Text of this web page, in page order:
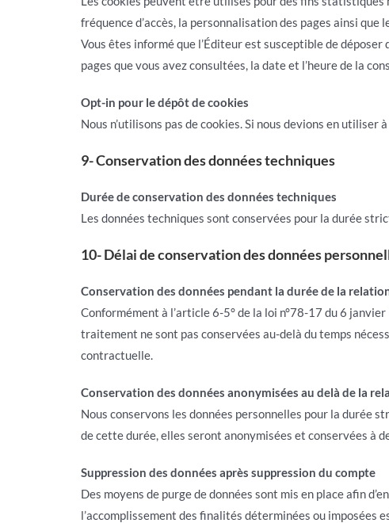
fréquence d’accès, la personnalisation des pages ainsi
Vous êtes informé que l’Éditeur est susceptible de
pages que vous avez consultées, la date et l’heure de la
Opt-in pour le dépôt de cookies
Nous n’utilisons pas de cookies. Si nous devions en
9- Conservation des données techniques
Durée de conservation des données techniques
Les données techniques sont conservées pour la durée
10- Délai de conservation des données
Conservation des données pendant la durée de la
Conformément à l’article 6-5° de la loi n°78-17 du 6
traitement ne sont pas conservées au-delà du temps
contractuelle.
Conservation des données anonymisées au delà de la
Nous conservons les données personnelles pour la durée
de cette durée, elles seront anonymisées et conservées à
Suppression des données après suppression du compte
Des moyens de purge de données sont mis en place afin
l’accomplissement des finalités déterminées ou